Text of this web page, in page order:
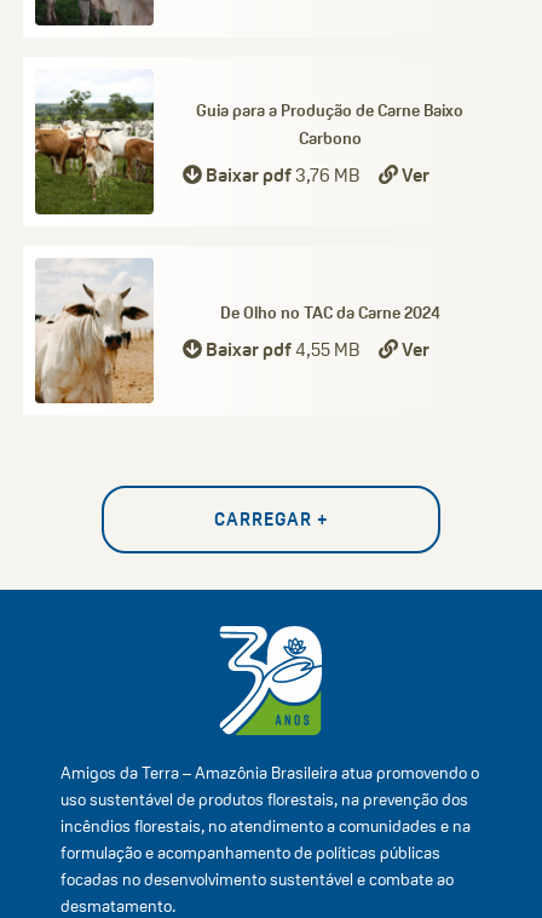
Guia para a Produção de Carne Baixo
Carbono
Baixar pdf3,76 MB Ver
De Olho no TAC da Carne 2024
Baixar pdf4,55 MB Ver
CARREGAR +
Amigos da Terra – Amazônia Brasileira atua promovendo o
uso sustentável de produtos florestais, na prevenção dos
incêndios florestais, no atendimento a comunidades e na
formulação e acompanhamento de políticas públicas
focadas no desenvolvimento sustentável e combate ao
desmatamento.